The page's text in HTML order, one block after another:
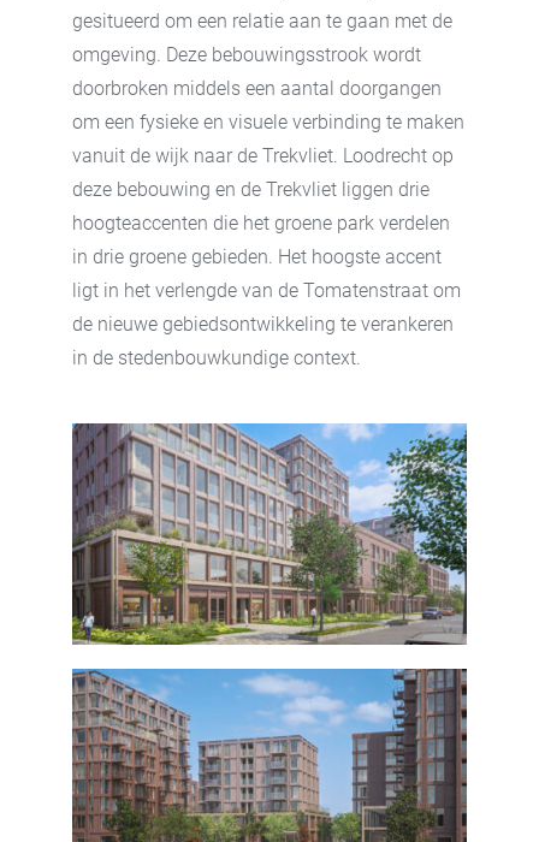
gesitueerd om een relatie aan te gaan met de
omgeving. Deze bebouwingsstrook wordt
doorbroken middels een aantal doorgangen
om een fysieke en visuele verbinding te maken
vanuit de wijk naar de Trekvliet. Loodrecht op
deze bebouwing en de Trekvliet liggen drie
hoogteaccenten die het groene park verdelen
in drie groene gebieden. Het hoogste accent
ligt in het verlengde van de Tomatenstraat om
de nieuwe gebiedsontwikkeling te verankeren
in de stedenbouwkundige context.